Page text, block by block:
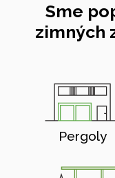
Sme
zimných
Pergoly